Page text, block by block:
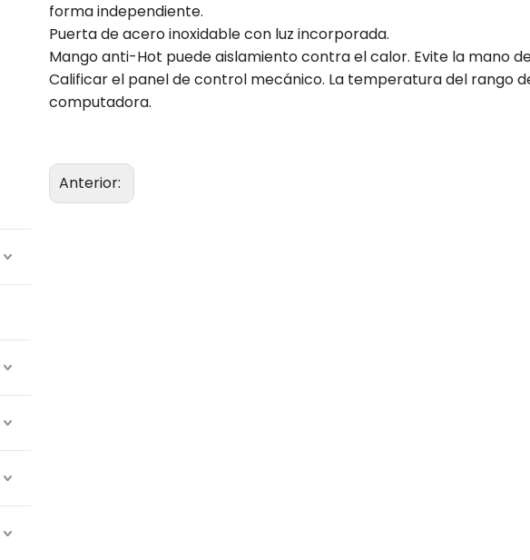
forma independiente.
Puerta de acero inoxidable con luz incorporada.
Mango anti-Hot puede aislamiento contra el calor. Evite la mano
Calificar el panel de control mecánico. La temperatura del rango
computadora.
Anterior: